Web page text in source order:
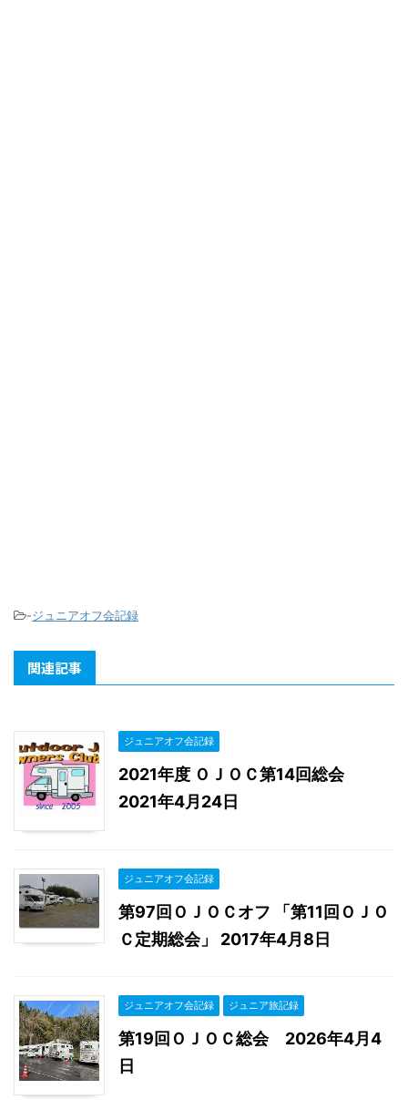
-ジュニアオフ会記録
関連記事
ジュニアオフ会記録
2021年度 ＯＪＯＣ第14回総会
2021年4月24日
ジュニアオフ会記録
第97回ＯＪＯＣオフ 「第11回ＯＪＯ
Ｃ定期総会」 2017年4月8日
ジュニアオフ会記録 ジュニア旅記録
第19回ＯＪＯＣ総会 2026年4月4
日